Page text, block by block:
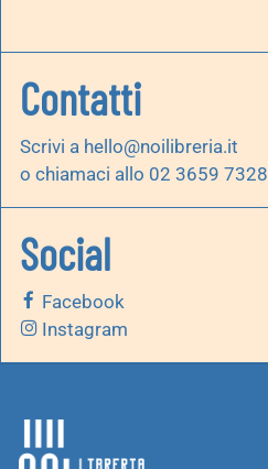
Contatti
Scrivi a hello@noilibreria.it
o chiamaci allo 02 3659 7328
Social
Facebook
Instagram